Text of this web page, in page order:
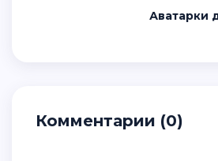
Аватарки
Комментарии (0)